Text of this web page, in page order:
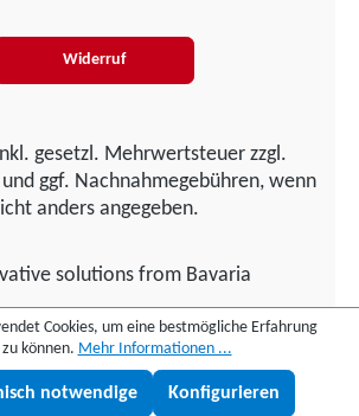
Widerruf
gesetzl. Mehrwertsteuer zzgl.
ggf. Nachnahmegebühren, wenn
anders angegeben.
solutions from Bavaria
Cookies, um eine bestmögliche Erfahrung
können. Mehr Informationen ...
notwendige Konfigurieren